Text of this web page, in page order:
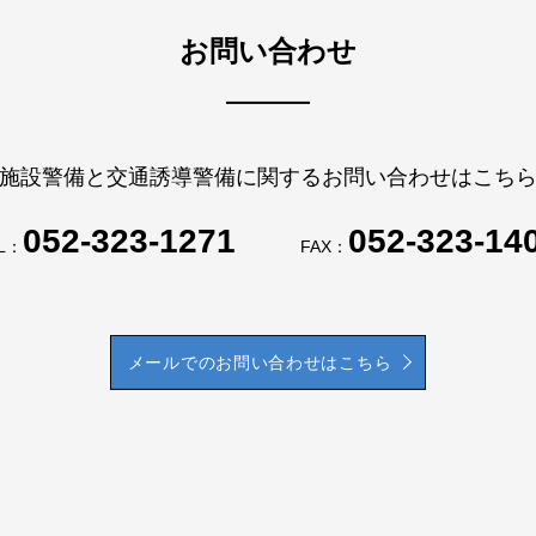
お問い合わせ
施設警備と交通誘導警備に関するお問い合わせはこちら
052-323-1271 FAX： 052-323-
メールでのお問い合わせはこちら